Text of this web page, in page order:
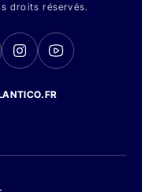
droits réservés.